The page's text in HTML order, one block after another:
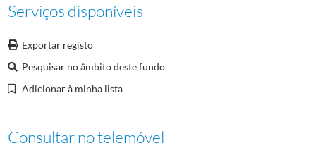
Serviços disponíveis
Exportar registo
Pesquisar no âmbito deste fundo
Adicionar à minha lista
Consultar no telemóvel